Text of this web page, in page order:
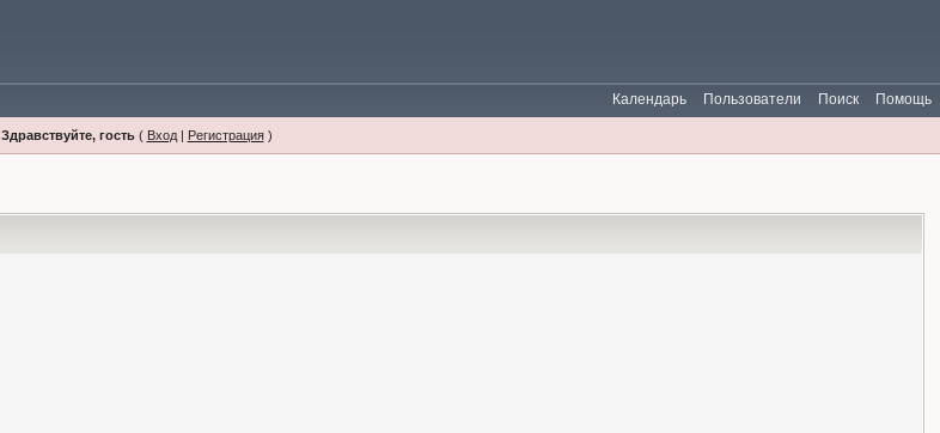
Помощь
Поиск
Пользователи
Календарь
Здравствуйте, гость( Вход| Регистрация)